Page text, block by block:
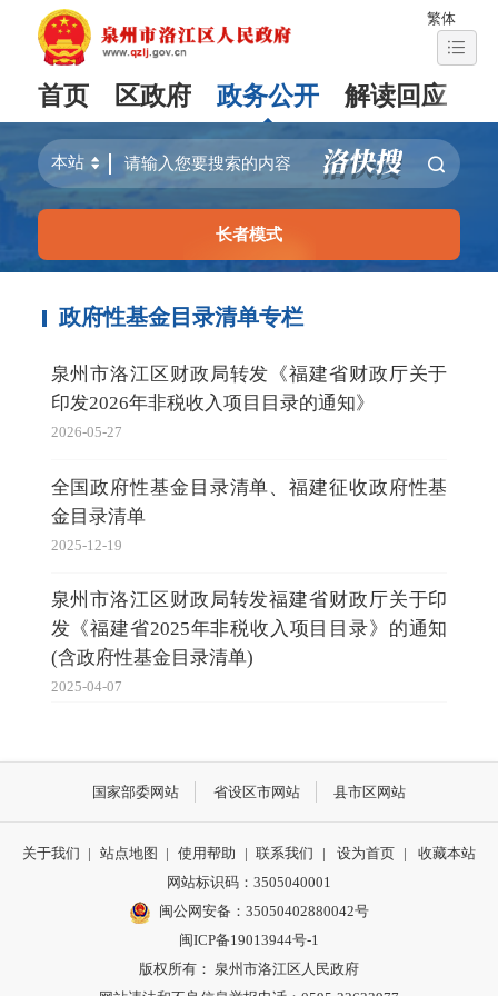
繁体
首页 区政府 政务公开 解读回应
长者模式
政府性基金目录清单专栏
泉州市洛江区财政局转发《福建省财政厅关于
印发2026年非税收入项目目录的通知》
2026-05-27
全国政府性基金目录清单、福建征收政府性基
金目录清单
2025-12-19
泉州市洛江区财政局转发福建省财政厅关于印
发《福建省2025年非税收入项目目录》的通知
(含政府性基金目录清单)
2025-04-07
国家部委网站 省设区市网站 县市区网站
关于我们 | 站点地图 | 使用帮助 | 联系我们 | 设为首页 |
收藏本站
网站标识码：3505040001
闽公网安备：35050402880042号
闽ICP备19013944号-1
版权所有： 泉州市洛江区人民政府